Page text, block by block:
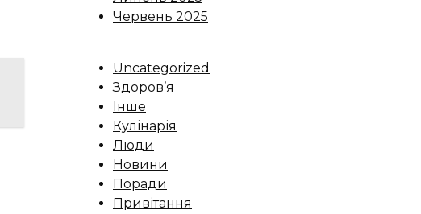
Червень 2025
Uncategorized
Здоров’я
Інше
Кулінарія
Люди
Новини
Поради
Привітання